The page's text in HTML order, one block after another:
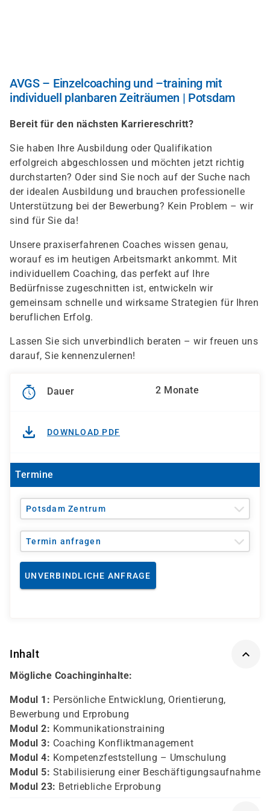
AVGS – Einzelcoaching und –training mit
individuell planbaren Zeiträumen | Potsdam
Bereit für den nächsten Karriereschritt?
Sie haben Ihre Ausbildung oder Qualifikation
erfolgreich abgeschlossen und möchten jetzt richtig
durchstarten? Oder sind Sie noch auf der Suche nach
der idealen Ausbildung und brauchen professionelle
Unterstützung bei der Bewerbung? Kein Problem – wir
sind für Sie da!
Unsere praxiserfahrenen Coaches wissen genau,
worauf es im heutigen Arbeitsmarkt ankommt. Mit
individuellem Coaching, das perfekt auf Ihre
Bedürfnisse zugeschnitten ist, entwickeln wir
gemeinsam schnelle und wirksame Strategien für Ihren
beruflichen Erfolg.
Lassen Sie sich unverbindlich beraten – wir freuen uns
darauf, Sie kennenzulernen!
Dauer 2 Monate
DOWNLOAD PDF
Termine
Potsdam Zentrum
Termin anfragen
UNVERBINDLICHE ANFRAGE
Inhalt
Mögliche Coachinginhalte:
Modul 1: Persönliche Entwicklung, Orientierung,
Bewerbung und Erprobung
Modul 2: Kommunikationstraining
Modul 3: Coaching Konfliktmanagement
Modul 4: Kompetenzfeststellung – Umschulung
Modul 5: Stabilisierung einer Beschäftigungsaufnahme
Modul 23: Betriebliche Erprobung